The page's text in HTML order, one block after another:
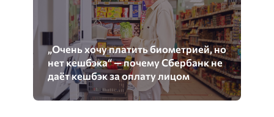
„Очень хочу платить биометрией, но
нет кешбэка“ — почему Сбербанк не
даёт кешбэк за оплату лицом